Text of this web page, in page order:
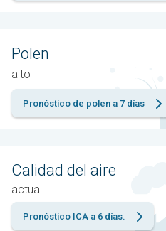
Polen
alto
Pronóstico de polen a 7 días
Calidad del aire
actual
Pronóstico ICA a 6 días.